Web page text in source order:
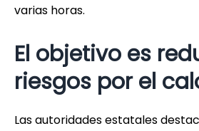
varias horas.
El objetivo es
riesgos por el
Las autoridades estatales